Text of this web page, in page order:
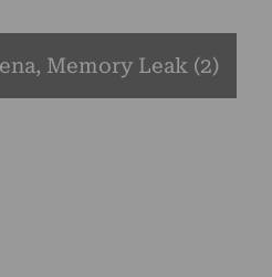
Memory Leak (2)